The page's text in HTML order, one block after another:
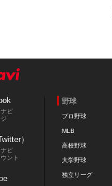
ビ
）
ビ
ント
野球
プロ野球
MLB
高校野球
大学野球
独立リーグ